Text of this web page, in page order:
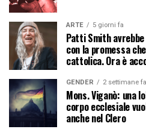
ARTE 5 giorni fa
Patti Smith
con la promessa
cattolica. Ora è
GENDER 2 settimane fa
Mons. Viganò: una
corpo ecclesiale
anche nel Clero